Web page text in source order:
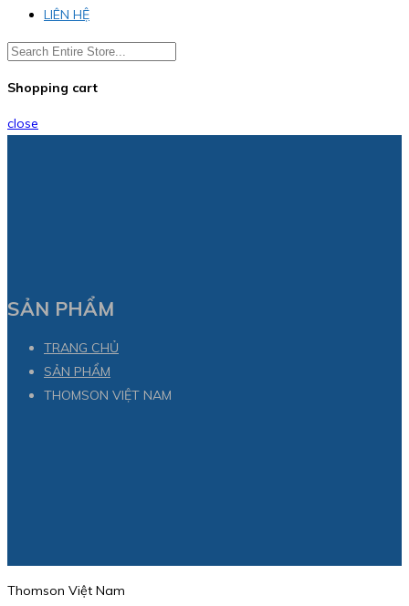
LIÊN HỆ
Shopping cart
close
SẢN PHẨM
TRANG CHỦ
SẢN PHẨM
THOMSON VIỆT NAM
Thomson Việt Nam